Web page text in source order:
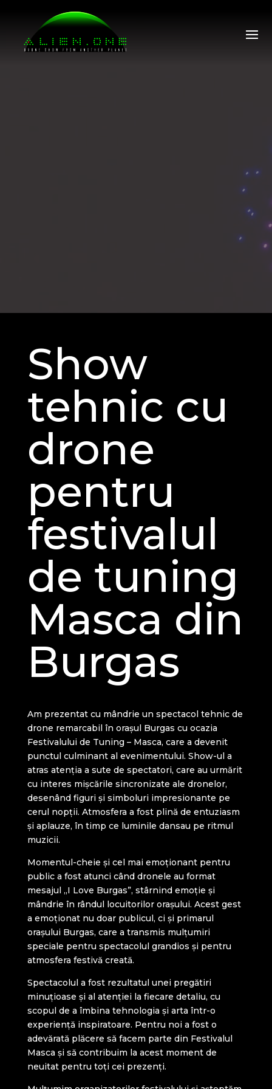
Show
tehnic cu
drone
pentru
festivalul
de tuning
Masca din
Burgas
Am prezentat cu mândrie un spectacol tehnic de
drone remarcabil în orașul Burgas cu ocazia
Festivalului de Tuning – Masca, care a devenit
punctul culminant al evenimentului. Show-ul a
atras atenția a sute de spectatori, care au urmărit
cu interes mișcările sincronizate ale dronelor,
desenând figuri și simboluri impresionante pe
cerul nopții. Atmosfera a fost plină de entuziasm
și aplauze, în timp ce luminile dansau pe ritmul
muzicii.
Momentul-cheie și cel mai emoționant pentru
public a fost atunci când dronele au format
mesajul „I Love Burgas”, stârnind emoție și
mândrie în rândul locuitorilor orașului. Acest gest
a emoționat nu doar publicul, ci și primarul
orașului Burgas, care a transmis mulțumiri
speciale pentru spectacolul grandios și pentru
atmosfera festivă creată.
Spectacolul a fost rezultatul unei pregătiri
minuțioase și al atenției la fiecare detaliu, cu
scopul de a îmbina tehnologia și arta într-o
experiență inspiratoare. Pentru noi a fost o
adevărată plăcere să facem parte din Festivalul
Masca și să contribuim la acest moment de
neuitat pentru toți cei prezenți.